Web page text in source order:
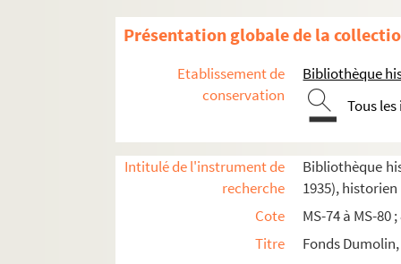
Présentation globale de la
Etablissement de
conservation
Bibliothèque
Tous
Intitulé de l'instrument de
recherche
Bibliothèque
1935), historien
Cote
MS-74 à MS-80
Titre
Fonds